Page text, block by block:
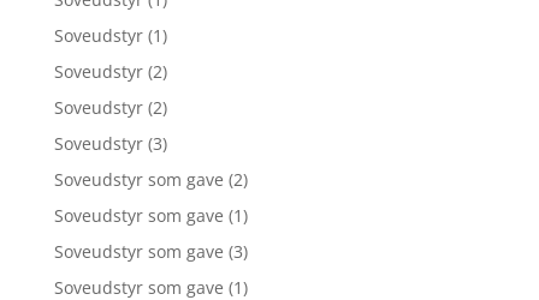
Soveudstyr (1)
Soveudstyr (2)
Soveudstyr (2)
Soveudstyr (3)
Soveudstyr som gave (2)
Soveudstyr som gave (1)
Soveudstyr som gave (3)
Soveudstyr som gave (1)